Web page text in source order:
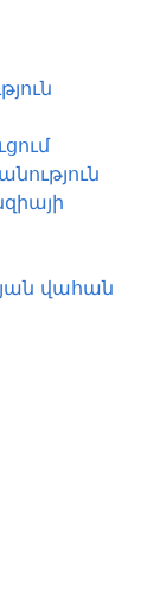
վահան